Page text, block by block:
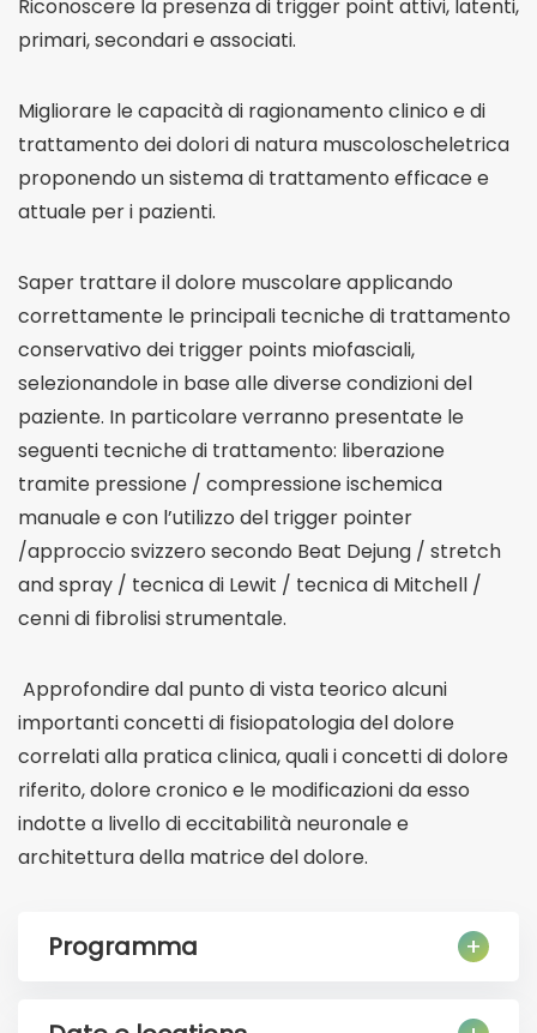
Riconoscere la presenza di trigger point attivi, latenti,
primari, secondari e associati.
Migliorare le capacità di ragionamento clinico e di
trattamento dei dolori di natura muscoloscheletrica
proponendo un sistema di trattamento efficace e
attuale per i pazienti.
Saper trattare il dolore muscolare applicando
correttamente le principali tecniche di trattamento
conservativo dei trigger points miofasciali,
selezionandole in base alle diverse condizioni del
paziente. In particolare verranno presentate le
seguenti tecniche di trattamento: liberazione
tramite pressione / compressione ischemica
manuale e con l’utilizzo del trigger pointer
/approccio svizzero secondo Beat Dejung / stretch
and spray / tecnica di Lewit / tecnica di Mitchell /
cenni di fibrolisi strumentale.
Approfondire dal punto di vista teorico alcuni
importanti concetti di fisiopatologia del dolore
correlati alla pratica clinica, quali i concetti di dolore
riferito, dolore cronico e le modificazioni da esso
indotte a livello di eccitabilità neuronale e
architettura della matrice del dolore.
Programma